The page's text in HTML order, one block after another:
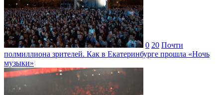
0 20 Почти
полмиллиона зрителей. Как в Екатеринбурге прошла «Ночь
музыки»